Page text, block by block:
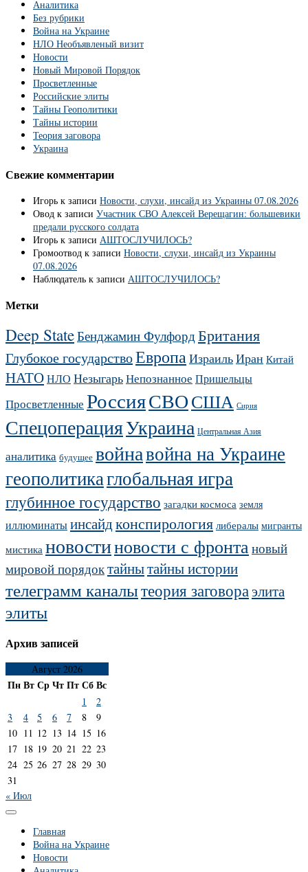
Аналитика
Без рубрики
Война на Украине
НЛО Необъявленый визит
Новости
Новый Мировой Порядок
Просветленные
Российские элиты
Тайны Геополитики
Тайны истории
Теория заговора
Украина
Свежие комментарии
Игорь к записи Новости, слухи, инсайд из Украины 07.08.2026
Овод к записи Участник СВО Алексей Верещагин: большевики
предали русского солдата
Игорь к записи АШТОСЛУЧИЛОСЬ?
Громоотвод к записи Новости, слухи, инсайд из Украины
07.08.2026
Наблюдатель к записи АШТОСЛУЧИЛОСЬ?
Метки
Deep StateБенджамин ФулфордБритания
Глубокое государствоЕвропаИзраильИран Китай
НАТОНЛО НезыгарьНепознанное Пришельцы
Просветленные РоссияСВОСША Сирия
СпецоперацияУкраина Центральная Азия
аналитика будущее войнавойна на Украине
геополитикаглобальная игра
глубинное государство загадки космоса земля
иллюминатыинсайдконспирология либералы мигранты
мистика новостиновости с фронтановый
мировой порядоктайнытайны истории
телеграмм каналытеория заговораэлита
элиты
Архив записей
Август 2026
ПнВтСрЧтПтСбВс
1
2
3
4 5 6 7 8
9
10 11 12 13 14 15 16
17 18 19 20 21 22 23
24 25 26 27 28 29 30
31
« Июл
Главная
Война на Украине
Новости